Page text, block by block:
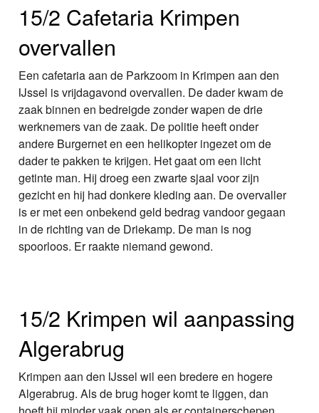
15/2 Cafetaria Krimpen
overvallen
Een cafetaria aan de Parkzoom in Krimpen aan den
IJssel is vrijdagavond overvallen. De dader kwam de
zaak binnen en bedreigde zonder wapen de drie
werknemers van de zaak. De politie heeft onder
andere Burgernet en een helikopter ingezet om de
dader te pakken te krijgen. Het gaat om een licht
getinte man. Hij droeg een zwarte sjaal voor zijn
gezicht en hij had donkere kleding aan. De overvaller
is er met een onbekend geld bedrag vandoor gegaan
in de richting van de Driekamp. De man is nog
spoorloos. Er raakte niemand gewond.
15/2 Krimpen wil aanpassing
Algerabrug
Krimpen aan den IJssel wil een bredere en hogere
Algerabrug. Als de brug hoger komt te liggen, dan